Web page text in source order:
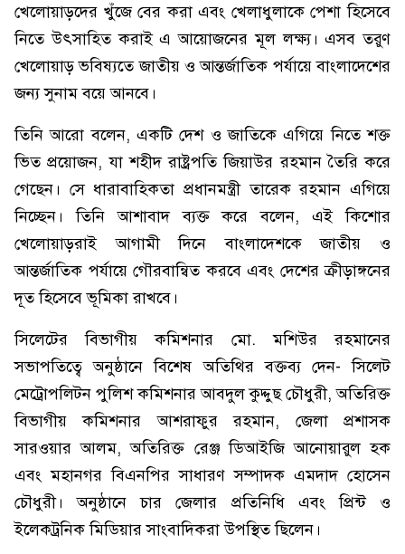
খেলোয়াড়দের খুঁজে বের করা এবং খেলাধুলাকে পেশা হিসেবে
নিতে উৎসাহিত করাই এ আয়োজনের মূল লক্ষ্য। এসব তরুণ
খেলোয়াড় ভবিষ্যতে জাতীয় ও আন্তর্জাতিক পর্যায়ে বাংলাদেশের
জন্য সুনাম বয়ে আনবে।
তিনি আরো বলেন, একটি দেশ ও জাতিকে এগিয়ে নিতে শক্ত
ভিত প্রয়োজন, যা শহীদ রাষ্ট্রপতি জিয়াউর রহমান তৈরি করে
গেছেন। সে ধারাবাহিকতা প্রধানমন্ত্রী তারেক রহমান এগিয়ে
নিচ্ছেন। তিনি আশাবাদ ব্যক্ত করে বলেন, এই কিশোর
খেলোয়াড়রাই আগামী দিনে বাংলাদেশকে জাতীয় ও
আন্তর্জাতিক পর্যায়ে গৌরবান্বিত করবে এবং দেশের ক্রীড়াঙ্গনের
দূত হিসেবে ভূমিকা রাখবে।
সিলেটের বিভাগীয় কমিশনার মো. মশিউর রহমানের
সভাপতিত্বে অনুষ্ঠানে বিশেষ অতিথির বক্তব্য দেন- সিলেট
মেট্রোপলিটন পুলিশ কমিশনার আবদুল কুদ্দুছ চৌধুরী, অতিরিক্ত
বিভাগীয় কমিশনার আশরাফুর রহমান, জেলা প্রশাসক
সারওয়ার আলম, অতিরিক্ত রেঞ্জ ডিআইজি আনোয়ারুল হক
এবং মহানগর বিএনপির সাধারণ সম্পাদক এমদাদ হোসেন
চৌধুরী। অনুষ্ঠানে চার জেলার প্রতিনিধি এবং প্রিন্ট ও
ইলেকট্রনিক মিডিয়ার সাংবাদিকরা উপস্থিত ছিলেন।